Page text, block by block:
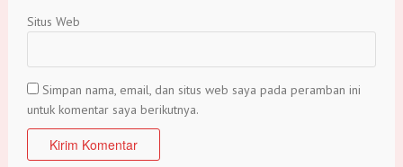
Situs Web
Simpan nama, email, dan situs web saya pada peramban ini
untuk komentar saya berikutnya.